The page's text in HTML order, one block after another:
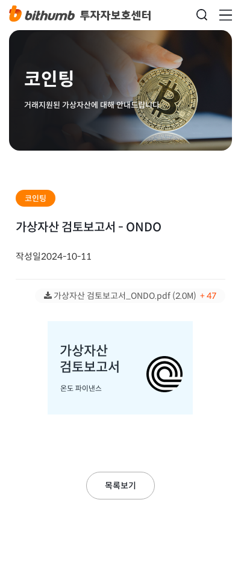
코인팅
거래지원된 가상자산에 대해 안내드립니다
코인팅
가상자산 검토보고서 - ONDO
작성일2024-10-11
가상자산 검토보고서_ONDO.pdf (2.0M)+ 47
목록보기